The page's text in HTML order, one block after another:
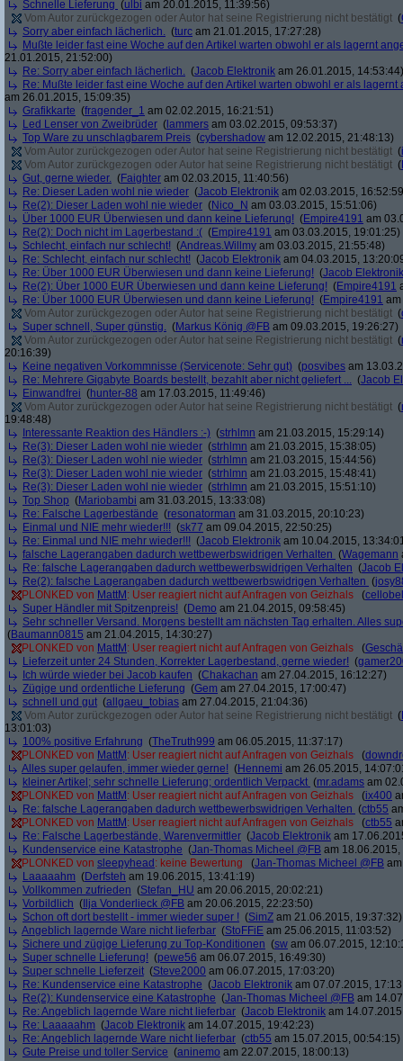
Schnelle Lieferung (ulbi am 20.01.2015, 11:39:56)
Vom Autor zurückgezogen oder Autor hat seine Registrierung nicht bestätigt (
Sorry aber einfach lächerlich. (turc am 21.01.2015, 17:27:28)
Mußte leider fast eine Woche auf den Artikel warten obwohl er als lagernt
21.01.2015, 21:52:00)
Re: Sorry aber einfach lächerlich. (Jacob Elektronik am 26.01.2015, 14:53:44)
Re: Mußte leider fast eine Woche auf den Artikel warten obwohl er als lagernt
am 26.01.2015, 15:09:35)
Grafikkarte (fragender_1 am 02.02.2015, 16:21:51)
Led Lenser von Zweibrüder ( lammers am 03.02.2015, 09:53:37)
Top Ware zu unschlagbarem Preis (cybershadow am 12.02.2015, 21:48:13)
Vom Autor zurückgezogen oder Autor hat seine Registrierung nicht bestätigt (
Vom Autor zurückgezogen oder Autor hat seine Registrierung nicht bestätigt (
Gut, gerne wieder. (Faighter am 02.03.2015, 11:40:56)
Re: Dieser Laden wohl nie wieder (Jacob Elektronik am 02.03.2015,
Re(2): Dieser Laden wohl nie wieder (Nico_N am 03.03.2015, 15:51:06)
Über 1000 EUR Überwiesen und dann keine Lieferung! (Empire4191 am
Re(2): Doch nicht im Lagerbestand :( (Empire4191 am 03.03.2015, 19:01:25)
Schlecht, einfach nur schlecht! (Andreas.Willmy am 03.03.2015, 21:55:48)
Re: Schlecht, einfach nur schlecht! (Jacob Elektronik am 04.03.2015,
Re: Über 1000 EUR Überwiesen und dann keine Lieferung! (Jacob Elektronik
Re(2): Über 1000 EUR Überwiesen und dann keine Lieferung! (Empire4191
Re: Über 1000 EUR Überwiesen und dann keine Lieferung! (Empire4191
Vom Autor zurückgezogen oder Autor hat seine Registrierung nicht bestätigt (
Super schnell, Super günstig. (Markus König @FB am 09.03.2015, 19:26:27)
Vom Autor zurückgezogen oder Autor hat seine Registrierung nicht bestätigt (
20:16:39)
Keine negativen Vorkommnisse (Servicenote: Sehr gut) (posvibes am
Re: Mehrere Gigabyte Boards bestellt, bezahlt aber nicht geliefert ... (Jacob
Einwandfrei (hunter-88 am 17.03.2015, 11:49:46)
Vom Autor zurückgezogen oder Autor hat seine Registrierung nicht bestätigt (
19:48:48)
Interessante Reaktion des Händlers :-) (strhlmn am 21.03.2015, 15:29:14)
Re(3): Dieser Laden wohl nie wieder (strhlmn am 21.03.2015, 15:38:05)
Re(3): Dieser Laden wohl nie wieder (strhlmn am 21.03.2015, 15:44:56)
Re(3): Dieser Laden wohl nie wieder (strhlmn am 21.03.2015, 15:48:41)
Re(3): Dieser Laden wohl nie wieder (strhlmn am 21.03.2015, 15:51:10)
Top Shop (Mariobambi am 31.03.2015, 13:33:08)
Re: Falsche Lagerbestände (resonatorman am 31.03.2015, 20:10:23)
Einmal und NIE mehr wieder!!! (sk77 am 09.04.2015, 22:50:25)
Re: Einmal und NIE mehr wieder!!! (Jacob Elektronik am 10.04.2015,
falsche Lagerangaben dadurch wettbewerbswidrigen Verhalten (Wagemann
Re: falsche Lagerangaben dadurch wettbewerbswidrigen Verhalten (Jacob
Re(2): falsche Lagerangaben dadurch wettbewerbswidrigen Verhalten (
PLONKED von MattM : User reagiert nicht auf Anfragen von Geizhals (
Super Händler mit Spitzenpreis! (Demo am 21.04.2015, 09:58:45)
Sehr schneller Versand. Morgens bestellt am nächsten Tag erhalten. Alles
(Baumann0815 am 21.04.2015, 14:30:27)
PLONKED von MattM : User reagiert nicht auf Anfragen von Geizhals (
Lieferzeit unter 24 Stunden, Korrekter Lagerbestand, gerne wieder! (
Ich würde wieder bei Jacob kaufen (Chakachan am 27.04.2015, 16:12:27)
Zügige und ordentliche Lieferung (Gem am 27.04.2015, 17:00:47)
schnell und gut (allgaeu_tobias am 27.04.2015, 21:04:36)
Vom Autor zurückgezogen oder Autor hat seine Registrierung nicht bestätigt (
13:01:03)
100% positive Erfahrung (TheTruth999 am 06.05.2015, 11:37:17)
PLONKED von MattM : User reagiert nicht auf Anfragen von Geizhals (
Alles super gelaufen, immer wieder gerne! (Hennemi am 26.05.2015,
kleiner Artikel; sehr schnelle Lieferung; ordentlich Verpackt (mr.adams am
PLONKED von MattM : User reagiert nicht auf Anfragen von Geizhals (ix400
Re: falsche Lagerangaben dadurch wettbewerbswidrigen Verhalten (ctb55
PLONKED von MattM : User reagiert nicht auf Anfragen von Geizhals (ctb55
Re: Falsche Lagerbestände, Warenvermittler (Jacob Elektronik am
Kundenservice eine Katastrophe (Jan-Thomas Micheel @FB am
PLONKED von sleepyhead : keine Bewertung (Jan-Thomas Micheel @FB
Laaaaahm (Derfsteh am 19.06.2015, 13:41:19)
Vollkommen zufrieden (Stefan_HU am 20.06.2015, 20:02:21)
Vorbildlich ( Ilja Vonderlieck @FB am 20.06.2015, 22:23:50)
Schon oft dort bestellt - immer wieder super ! (SimZ am 21.06.2015, 19:37:32)
Angeblich lagernde Ware nicht lieferbar (StoFFiE am 25.06.2015, 11:03:52)
Sichere und zügige Lieferung zu Top-Konditionen (sw am 06.07.2015,
Super schnelle Lieferung! (pewe56 am 06.07.2015, 16:49:30)
Super schnelle Lieferzeit (Steve2000 am 06.07.2015, 17:03:20)
Re: Kundenservice eine Katastrophe (Jacob Elektronik am 07.07.2015,
Re(2): Kundenservice eine Katastrophe (Jan-Thomas Micheel @FB am
Re: Angeblich lagernde Ware nicht lieferbar (Jacob Elektronik am
Re: Laaaaahm (Jacob Elektronik am 14.07.2015, 19:42:23)
Re: Angeblich lagernde Ware nicht lieferbar (ctb55 am 15.07.2015, 00:54:15)
Gute Preise und toller Service (aninemo am 22.07.2015, 18:00:13)